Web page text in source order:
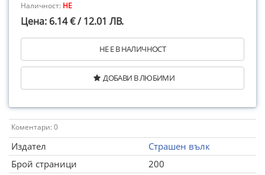
Наличност: НЕ
Цена: 6.14 € / 12.01 ЛВ.
НЕ Е В НАЛИЧНОСТ
ДОБАВИ В ЛЮБИМИ
Коментари: 0
Издател
Страшен вълк
Брой страници
200